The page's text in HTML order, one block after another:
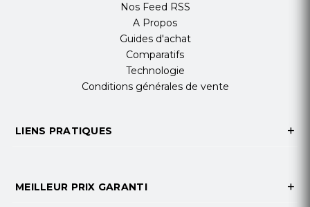
Nos Feed RSS
A Propos
Guides d'achat
Comparatifs
Technologie
Conditions générales de vente
LIENS PRATIQUES
MEILLEUR PRIX GARANTI